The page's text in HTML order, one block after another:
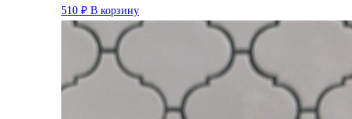
510 ₽ В корзину